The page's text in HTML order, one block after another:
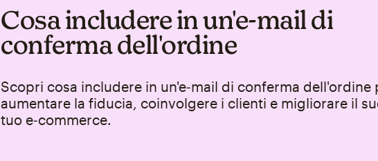
Cosa includere in un'e‑mail di
conferma dell'ordine
Scopri cosa includere in un'e‑mail di conferma dell'ordine
aumentare la fiducia, coinvolgere i clienti e migliorare il
tuo e‑commerce.